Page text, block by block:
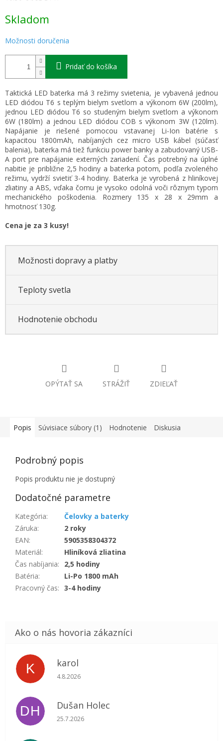
cena:
Skladom
Možnosti doručenia
Pridať do košíka
Taktická LED baterka má 3 režimy svietenia, je vybavená jednou
LED diódou T6 s teplým bielym svetlom a výkonom 6W (200lm),
jednou LED diódou T6 so studeným bielym svetlom a výkonom
6W (180lm) a jednou LED diódou COB s výkonom 3W (120lm).
Napájanie je riešené pomocou vstavanej Li-Ion batérie s
kapacitou 1800mAh, nabíjaných cez micro USB kábel (súčasť
balenia), baterka má tiež funkciu power banky a zabudovaný USB-
A port pre napájanie externých zariadení. Čas potrebný na úplné
nabitie je približne 2,5 hodiny a baterka potom, podľa zvoleného
režimu, vydrží svietiť 3-4 hodiny. Baterka je vyrobená z hliníkovej
zliatiny a ABS, vďaka čomu je vysoko odolná voči rôznym typom
mechanického poškodenia. Rozmery 135 x 28 x 29mm a
hmotnosť 130g.
Cena je za 3 kusy!
Možnosti dopravy a platby
Teploty svetla
Hodnotenie obchodu
OPÝTAŤ SA STRÁŽIŤ ZDIEĽAŤ
Popis Súvisiace súbory (1) Hodnotenie Diskusia
Podrobný popis
Popis produktu nie je dostupný
Dodatočné parametre
Kategória:
Čelovky a baterky
Záruka:
2 roky
EAN:
5905358304372
Materiál:
Hliníková zliatina
Čas nabíjania:
2,5 hodiny
Batéria:
Li-Po 1800 mAh
Pracovný čas: 3-4 hodiny
K karol
Hodnotenie obchodu je 5 z 5 hviezdičiek.
4.8.2026
DH Dušan Holec
Hodnotenie obchodu je 5 z 5 hviezdičiek.
25.7.2026